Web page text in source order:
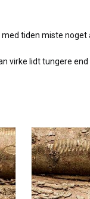
med tiden miste
virke lidt tungere